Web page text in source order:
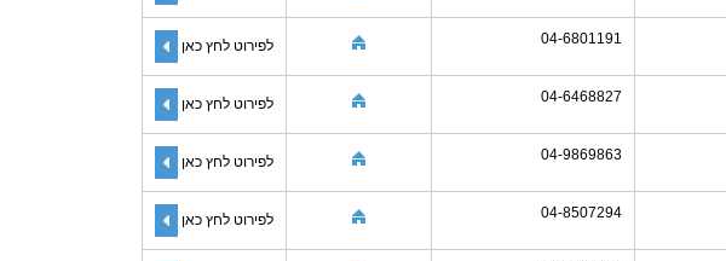
04-6801191 לפירוט לחץ כאן
04-6468827 לפירוט לחץ כאן
04-9869863 לפירוט לחץ כאן
04-8507294 לפירוט לחץ כאן